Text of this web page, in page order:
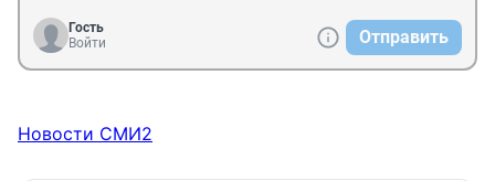
Гость
Войти
Отправить
Новости СМИ2